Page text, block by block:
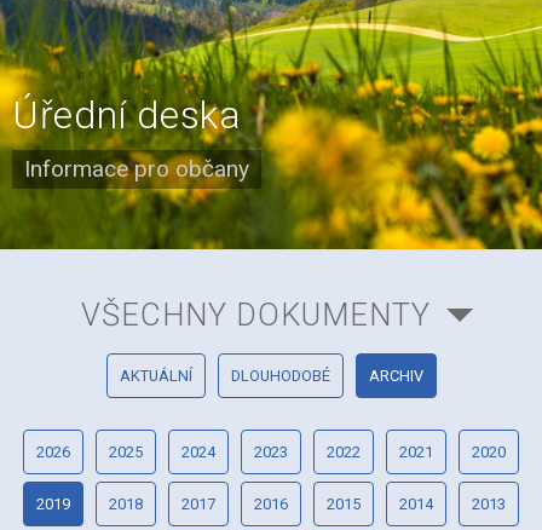
Úřední deska
Informace pro občany
VŠECHNY DOKUMENTY
AKTUÁLNÍ DLOUHODOBÉ ARCHIV
2026 2025 2024 2023 2022 2021 2020
2019 2018 2017 2016 2015 2014 2013